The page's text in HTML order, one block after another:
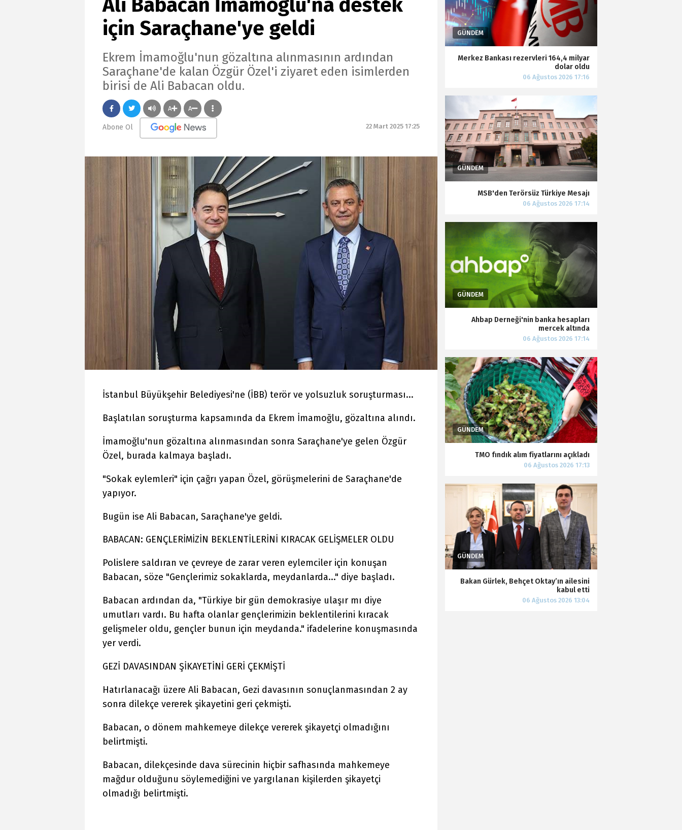
Ali Babacan İmamoğlu'na destek
için Saraçhane'ye geldi
Ekrem İmamoğlu'nun gözaltına alınmasının ardından
Saraçhane'de kalan Özgür Özel'i ziyaret eden isimlerden
birisi de Ali Babacan oldu.
A A
Abone Ol 22 Mart 2025 17:25
İstanbul Büyükşehir Belediyesi'ne (İBB) terör ve yolsuzluk soruşturması...
Başlatılan soruşturma kapsamında da Ekrem İmamoğlu, gözaltına alındı.
İmamoğlu'nun gözaltına alınmasından sonra Saraçhane'ye gelen Özgür
Özel, burada kalmaya başladı.
"Sokak eylemleri" için çağrı yapan Özel, görüşmelerini de Saraçhane'de
yapıyor.
Bugün ise Ali Babacan, Saraçhane'ye geldi.
BABACAN: GENÇLERİMİZİN BEKLENTİLERİNİ KIRACAK GELİŞMELER OLDU
Polislere saldıran ve çevreye de zarar veren eylemciler için konuşan
Babacan, söze "Gençlerimiz sokaklarda, meydanlarda..." diye başladı.
Babacan ardından da, "Türkiye bir gün demokrasiye ulaşır mı diye
umutları vardı. Bu hafta olanlar gençlerimizin beklentilerini kıracak
gelişmeler oldu, gençler bunun için meydanda." ifadelerine konuşmasında
yer verdi.
GEZİ DAVASINDAN ŞİKAYETİNİ GERİ ÇEKMİŞTİ
Hatırlanacağı üzere Ali Babacan, Gezi davasının sonuçlanmasından 2 ay
sonra dilekçe vererek şikayetini geri çekmişti.
Babacan, o dönem mahkemeye dilekçe vererek şikayetçi olmadığını
belirtmişti.
Babacan, dilekçesinde dava sürecinin hiçbir safhasında mahkemeye
mağdur olduğunu söylemediğini ve yargılanan kişilerden şikayetçi
olmadığı belirtmişti.
Merkez Bankası rezervleri 164,4 milyar
dolar oldu
MSB'den Terörsüz Türkiye Mesajı
Ahbap Derneği'nin banka hesapları
mercek altında
TMO fındık alım fiyatlarını açıkladı
Bakan Gürlek, Behçet Oktay’ın ailesini
kabul etti